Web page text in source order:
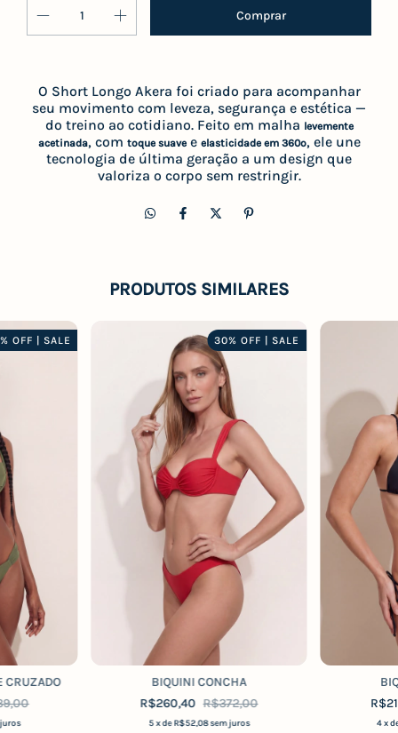
O Short Longo Akera foi criado para acompanhar
seu movimento com leveza, segurança e estética —
do treino ao cotidiano. Feito em malha levemente
acetinada, com toque suavee elasticidade em 360º, ele une
tecnologia de última geração a um design que
valoriza o corpo sem restringir.
PRODUTOS SIMILARES
OFF | SALE
CRUZADO
30% OFF | SALE
BIQUINI CONCHA
R$260,40 R$372,00
5x deR$52,08sem juros 4x